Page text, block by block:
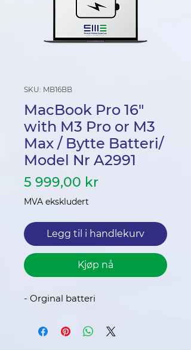
SKU: MB16BB
MacBook Pro 16"
with M3 Pro or M3
Max / Bytte Batteri/
Model Nr A2991
5 999,00 krPris
MVA ekskludert
Legg til i handlekurv
Kjøp nå
- Orginal batteri